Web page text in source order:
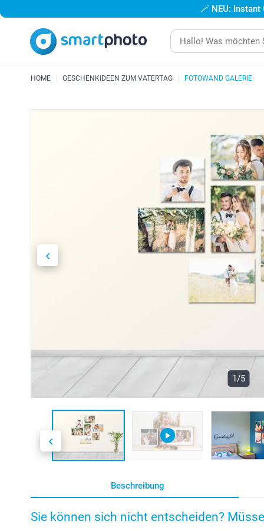
🪄 NEU:
HOME GESCHENKIDEEN ZUM VATERTAG FOTOWAND GALERIE
1/5
Beschreibung
Sie können sich nicht entscheiden?